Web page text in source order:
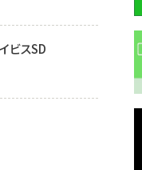
ビスSD